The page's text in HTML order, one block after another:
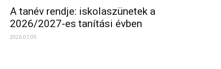
A tanév rendje: iskolaszünetek a
2026/2027-es tanítási évben
2026.07.09.